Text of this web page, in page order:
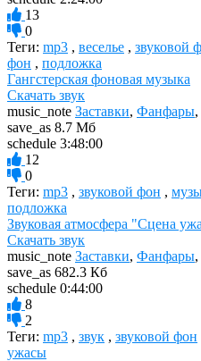
13
0
Теги: mp3 , веселье , звуковой
фон , подложка
Гангстерская фоновая музыка
Скачать звук
music_note Заставки, Фанфары,
save_as 8.7 Мб
schedule 3:48:00
12
0
Теги: mp3 , звуковой фон ,
подложка
Звуковая атмосфера "Сцена
Скачать звук
music_note Заставки, Фанфары,
save_as 682.3 Кб
schedule 0:44:00
8
2
Теги: mp3 , звук , звуковой фон
ужасы